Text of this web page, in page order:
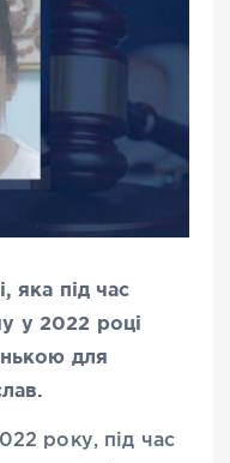
яка під час
у 2022 році
для
року, під час